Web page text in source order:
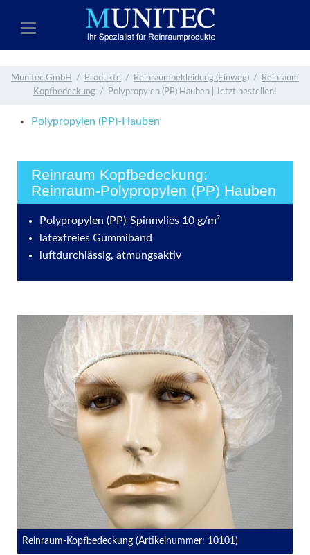
Munitec GmbH Produkte Reinraumbekleidung (Einweg)
Reinraum
Kopfbedeckung
Polypropylen (PP) Hauben | Jetzt bestellen!
Polypropylen (PP)-Hauben
Reinraum Kopfbedeckung:
Reinraum-Polypropylen (PP) Hauben
Polypropylen (PP)-Spinnvlies 10 g/m²
latexfreies Gummiband
luftdurchlässig, atmungsaktiv
Reinraum-Kopfbedeckung (Artikelnummer: 10101)